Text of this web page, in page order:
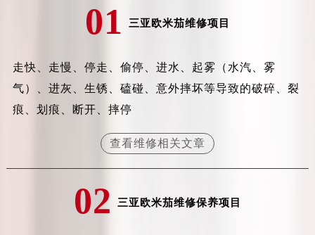
01 三亚欧米茄维修项目
走快、走慢、停走、偷停、进水、起雾（水汽、雾
气）、进灰、生锈、磕碰、意外摔坏等导致的破碎、裂
痕、划痕、断开、摔停
查看维修相关文章
02 三亚欧米茄维修保养项目